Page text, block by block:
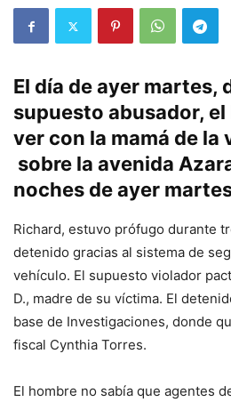
El día de ayer martes,
supuesto abusador, el
ver con la mamá de la
sobre la avenida
noches de ayer
Richard, estuvo prófugo durante
detenido gracias al sistema de
vehículo. El supuesto violador
D., madre de su víctima. El
base de Investigaciones, donde
fiscal Cynthia Torres.
El hombre no sabía que agentes